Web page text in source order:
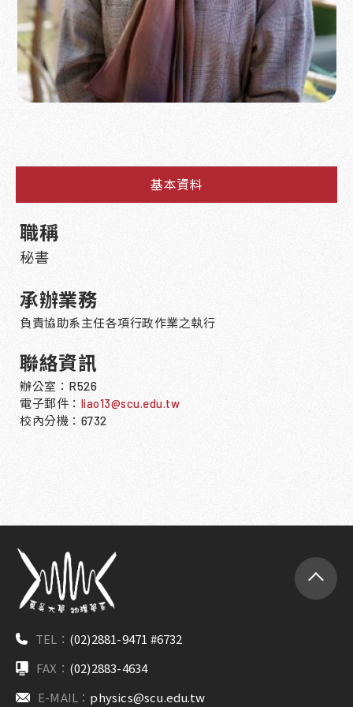
基本資料
職稱
秘書
承辦業務
負責協助系主任各項行政作業之執行
聯絡資訊
辦公室：R526
電子郵件： liao13@scu.edu.tw
校內分機：6732
TEL： (02)2881-9471 #6732
FAX： (02)2883-4634
E-MAIL： physics@scu.edu.tw